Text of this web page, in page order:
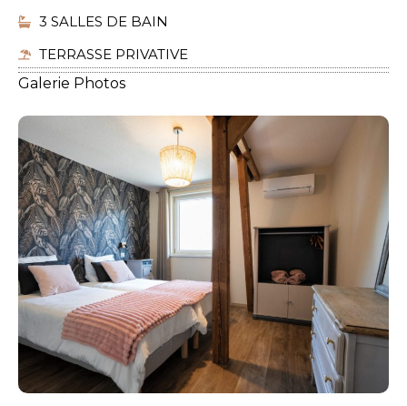
3 SALLES DE BAIN
TERRASSE PRIVATIVE
Galerie Photos